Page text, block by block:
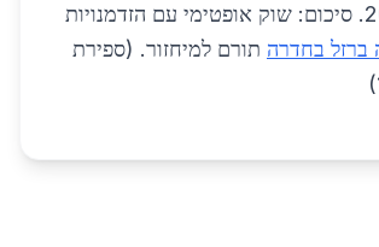
מחירים 20%. סיכום: שוק אופטימי עם הזדמנויות
ברזל בחדרה תורם למיחזור. (ספירת